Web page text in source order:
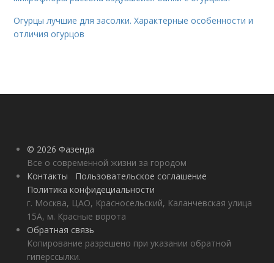
Огурцы лучшие для засолки. Характерные особенности и
отличия огурцов
© 2026 Фазенда
Все о современной жизни за городом
Контакты
Пользовательское соглашение
Политика конфидециальности
г. Москва, ЦАО, Красносельский, Каланчевская улица
15А, м. Красные ворота
Обратная связь
Копирование разрешено при указании обратной
гиперссылки.